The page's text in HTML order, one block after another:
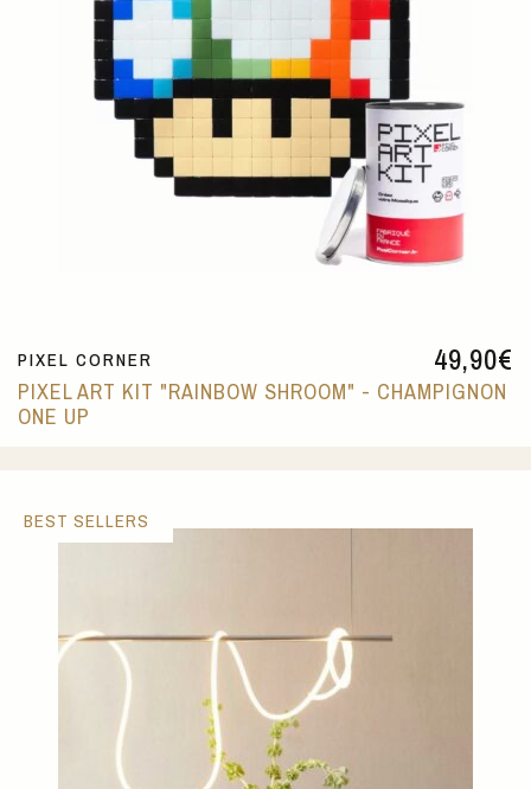
49,90€
PIXEL CORNER
PIXEL ART KIT "RAINBOW SHROOM" - CHAMPIGNON
ONE UP
BEST SELLERS